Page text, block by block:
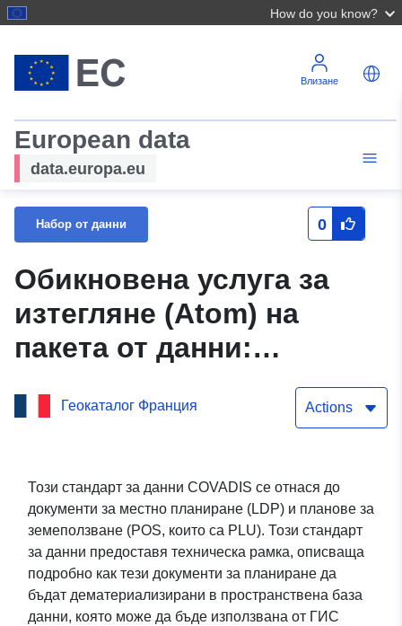
How do you know?
Влизане
European data
data.europa.eu
Набор от данни 0
Обикновена услуга за
изтегляне (Atom) на
пакета от данни:
документ на Бревиандес
изтегляне (Atom) на
пакета от данни:
Градоустройствен
документ на Бревиандес
Геокаталог Франция Actions
Този стандарт за данни COVADIS се отнася до
документи за местно планиране (LDP) и планове за
земеползване (POS, които са PLU). Този стандарт
за данни предоставя техническа рамка, описваща
подробно как тези документи за планиране да
бъдат дематериализирани в пространствена база
данни, която може да бъде използвана от ГИС